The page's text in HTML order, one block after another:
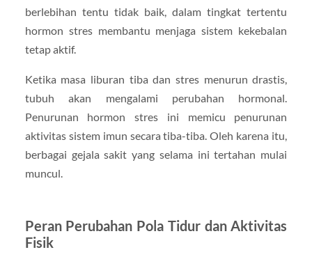
berlebihan tentu tidak baik, dalam tingkat tertentu
hormon stres membantu menjaga sistem kekebalan
tetap aktif.
Ketika masa liburan tiba dan stres menurun drastis,
tubuh akan mengalami perubahan hormonal.
Penurunan hormon stres ini memicu penurunan
aktivitas sistem imun secara tiba-tiba. Oleh karena itu,
berbagai gejala sakit yang selama ini tertahan mulai
muncul.
Peran Perubahan Pola Tidur dan Aktivitas
Fisik